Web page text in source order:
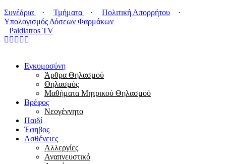
Συνέδρια
· Τμήματα · Πολιτική Απορρήτου
·
Υπολογισμός Δόσεων Φαρμάκων
Paidiatros TV
Εγκυμοσύνη
Άρθρα Θηλασμού
Θηλασμός
Μαθήματα Μητρικού Θηλασμού
Βρέφος
Νεογέννητο
Παιδί
Έφηβος
Ασθένειες
Αλλεργίες
Αναπνευστικό